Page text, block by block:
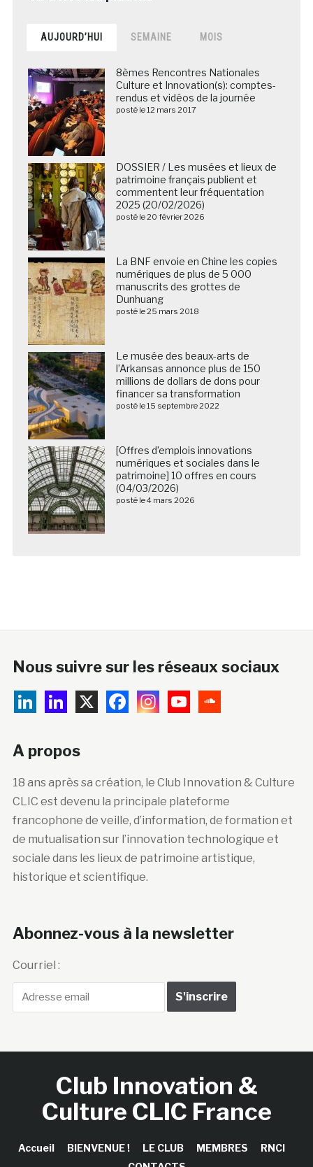
AUJOURD’HUI SEMAINE MOIS
8èmes Rencontres Nationales
Culture et Innovation(s): comptes-
rendus et vidéos de la journée
posté le 12 mars 2017
DOSSIER / Les musées et lieux de
patrimoine français publient et
commentent leur fréquentation
2025 (20/02/2026)
posté le 20 février 2026
La BNF envoie en Chine les copies
numériques de plus de 5 000
manuscrits des grottes de
Dunhuang
posté le 25 mars 2018
Le musée des beaux-arts de
l’Arkansas annonce plus de 150
millions de dollars de dons pour
financer sa transformation
posté le 15 septembre 2022
[Offres d’emplois innovations
numériques et sociales dans le
patrimoine] 10 offres en cours
(04/03/2026)
posté le 4 mars 2026
Nous suivre sur les réseaux sociaux
A propos
18 ans après sa création, le Club Innovation & Culture
CLIC est devenu la principale plateforme
francophone de veille, d’information, de formation et
de mutualisation sur l’innovation technologique et
sociale dans les lieux de patrimoine artistique,
historique et scientifique.
Abonnez-vous à la newsletter
Courriel :
Club Innovation &
Culture CLIC France
Accueil BIENVENUE ! LE CLUB MEMBRES
RNCI